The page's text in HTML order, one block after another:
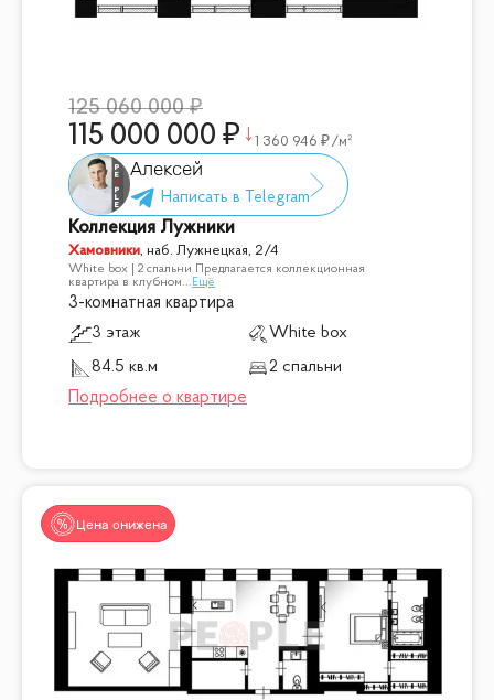
125 060 000
115 000 000 1 360 946 /м²
Алексей
Коллекция Лужники
Хамовники,наб. Лужнецкая, 2/4
White box | 2 спальни Предлагается коллекционная
квартира в клубном... Ещё
3-комнатная квартира
3 этаж
White box
84.5 кв.м
2 спальни
Цена снижена